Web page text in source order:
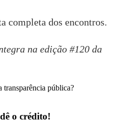
completa dos encontros.
na edição #120 da
transparência pública?
o crédito!